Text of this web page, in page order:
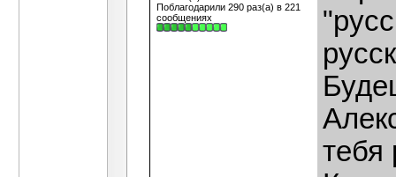
Поблагодарили 290 раз(а) в 221
сообщениях
тебя